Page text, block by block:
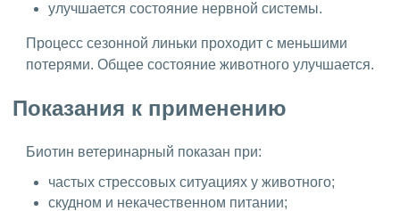
улучшается состояние нервной системы.
Процесс сезонной линьки проходит с меньшими
потерями. Общее состояние животного улучшается.
Показания к применению
Биотин ветеринарный показан при:
частых стрессовых ситуациях у животного;
скудном и некачественном питании;